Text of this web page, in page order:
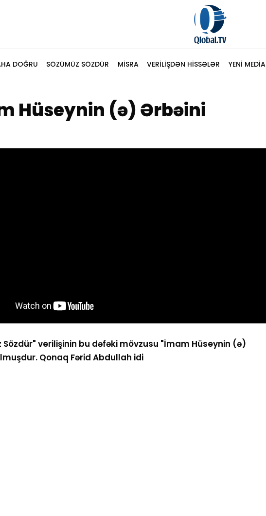
DOĞRU SÖZÜMÜZ SÖZDÜR MİSRA VERİLİŞDƏN HİSSƏLƏR YENİ MEDİA
Hüseynin (ə) Ərbəini
Sözdür" verilişinin bu dəfəki mövzusu "İmam Hüseynin (ə)
Qonaq Fərid Abdullah idi